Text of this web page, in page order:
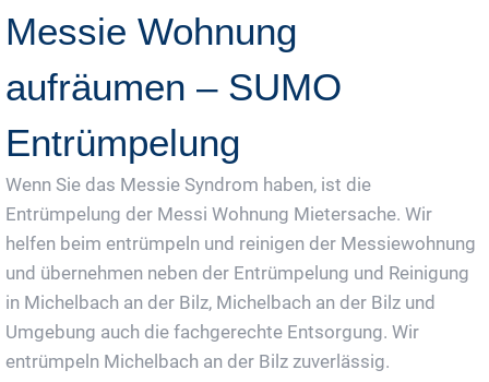
Messie Wohnung
aufräumen – SUMO
Entrümpelung
Wenn Sie das Messie Syndrom haben, ist die
Entrümpelung der Messi Wohnung Mietersache. Wir
helfen beim entrümpeln und reinigen der Messiewohnung
und übernehmen neben der Entrümpelung und Reinigung
in Michelbach an der Bilz, Michelbach an der Bilz und
Umgebung auch die fachgerechte Entsorgung. Wir
entrümpeln Michelbach an der Bilz zuverlässig.